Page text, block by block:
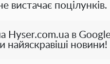
вистачає поцілунків.
Hyser.com.ua в
найяскравіші новини!